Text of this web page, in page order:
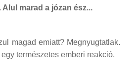
marad a józan ész...
magad emiatt? Megnyugtatlak.
természetes emberi reakció.